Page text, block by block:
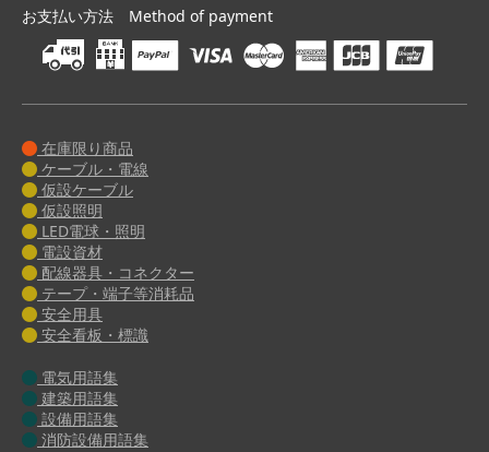
お支払い方法 Method of payment
在庫限り商品
ケーブル・電線
仮設ケーブル
仮設照明
LED電球・照明
電設資材
配線器具・コネクター
テープ・端子等消耗品
安全用具
安全看板・標識
電気用語集
建築用語集
設備用語集
消防設備用語集